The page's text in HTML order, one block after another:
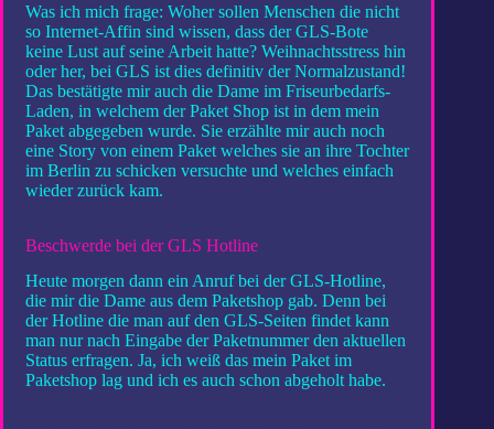
Was ich mich frage: Woher sollen Menschen die nicht
so Internet-Affin sind wissen, dass der GLS-Bote
keine Lust auf seine Arbeit hatte? Weihnachtsstress hin
oder her, bei GLS ist dies definitiv der Normalzustand!
Das bestätigte mir auch die Dame im Friseurbedarfs-
Laden, in welchem der Paket Shop ist in dem mein
Paket abgegeben wurde. Sie erzählte mir auch noch
eine Story von einem Paket welches sie an ihre Tochter
im Berlin zu schicken versuchte und welches einfach
wieder zurück kam.
Beschwerde bei der GLS Hotline
Heute morgen dann ein Anruf bei der GLS-Hotline,
die mir die Dame aus dem Paketshop gab. Denn bei
der Hotline die man auf den GLS-Seiten findet kann
man nur nach Eingabe der Paketnummer den aktuellen
Status erfragen. Ja, ich weiß das mein Paket im
Paketshop lag und ich es auch schon abgeholt habe.